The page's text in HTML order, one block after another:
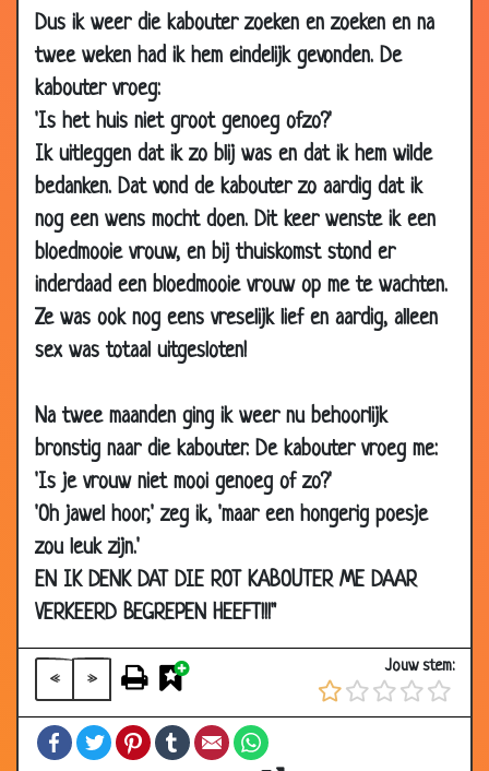
Dus ik weer die kabouter zoeken en zoeken en na
twee weken had ik hem eindelijk gevonden. De
kabouter vroeg:
'Is het huis niet groot genoeg ofzo?'
Ik uitleggen dat ik zo blij was en dat ik hem wilde
bedanken. Dat vond de kabouter zo aardig dat ik
nog een wens mocht doen. Dit keer wenste ik een
bloedmooie vrouw, en bij thuiskomst stond er
inderdaad een bloedmooie vrouw op me te wachten.
Ze was ook nog eens vreselijk lief en aardig, alleen
sex was totaal uitgesloten!
Na twee maanden ging ik weer nu behoorlijk
bronstig naar die kabouter. De kabouter vroeg me:
'Is je vrouw niet mooi genoeg of zo?'
'Oh jawel hoor,' zeg ik, 'maar een hongerig poesje
zou leuk zijn.'
EN IK DENK DAT DIE ROT KABOUTER ME DAAR
VERKEERD BEGREPEN HEEFT!!!"
« »
Jouw stem:
FacebookTwitterPinterestTumblrEmail
09 May
IT-categorieën van mannen 2.67
07 May
Man vermist
07 May
Slechte gewoonte 3.60
2007
IT-Categorieen van Vrouwen
2007
Fout parkeren
2007
2e huwelijk
2007
23 Apr
2007
Als een echte vrouw 3.81
23 Apr
2007
Geld besparen 3.52
23 Apr
2007
Valentijn kaartjes 2.59
19 Apr
2007
Vrouw, getrouwd en dronken 3.53
2007